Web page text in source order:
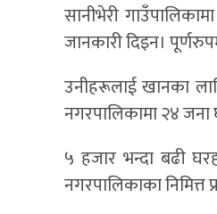
सानीभेरी
जानकारी दिइन।
उनीहरूलाई खानका
नगरपालिकामा २४
५ हजार भन्दा बढी
नगरपालिकाका